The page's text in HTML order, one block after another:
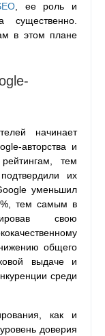
, ее роль и
существенно.
в этом плане
начинает
авторства и
тем
их
уменьшил
тем самым в
свою
общего
выдаче и
среди
как и
доверия